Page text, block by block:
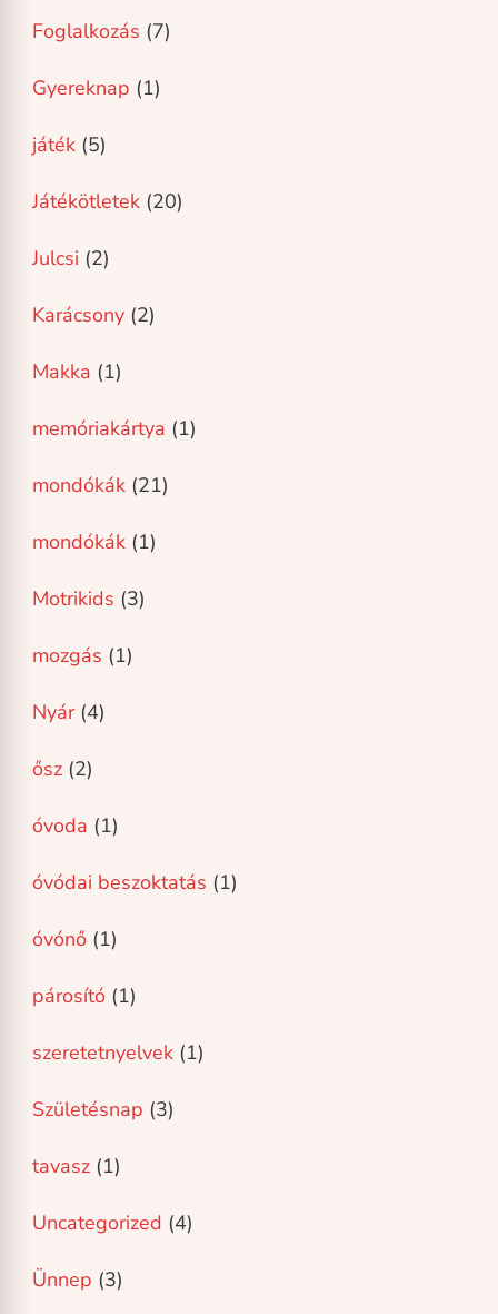
Foglalkozás (7)
Gyereknap (1)
játék (5)
Játékötletek (20)
Julcsi (2)
Karácsony (2)
Makka (1)
memóriakártya (1)
mondókák (21)
mondókák (1)
Motrikids (3)
mozgás (1)
Nyár(4)
ősz (2)
óvoda (1)
óvódai beszoktatás (1)
óvónő (1)
párosító (1)
szeretetnyelvek (1)
Születésnap (3)
tavasz (1)
Uncategorized (4)
Ünnep (3)